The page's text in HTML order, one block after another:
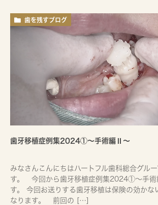
歯を残すブログ
歯牙移植症例集2024①〜手術編Ⅱ〜
みなさんこんにちはハートフル歯科総合グル
す。 今回から歯牙移植症例集2024①～手術
す。 今回お送りする歯牙移植は保険の効かな
なります。 前回の […]